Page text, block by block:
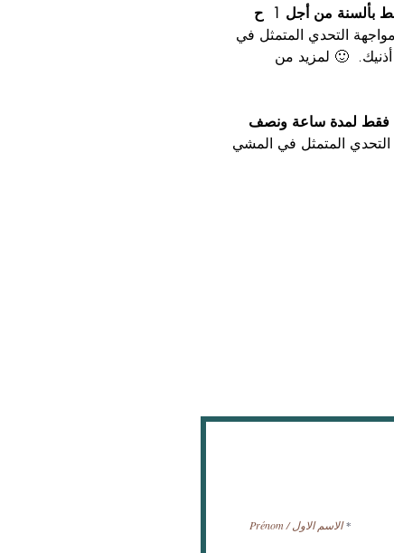
بألسنة من أجل 1
ح
التحدي المتمثل في
🙂 لمزيد من
فقط لمدة ساعة ونصف
المتمثل في المشي
Prénom / الاسم الاول